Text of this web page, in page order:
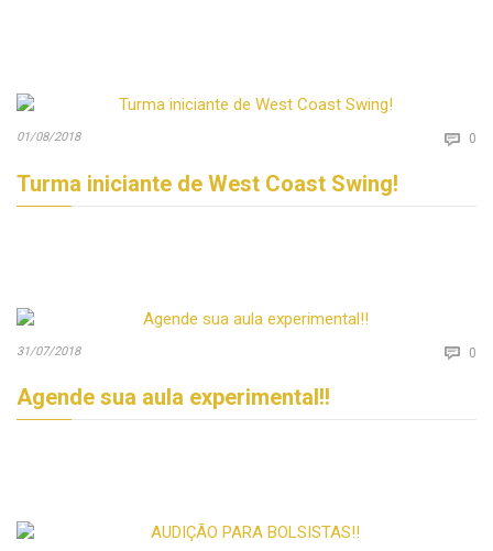
01/08/2018  0
Turma iniciante de West Coast Swing!
31/07/2018  0
Agende sua aula experimental!!